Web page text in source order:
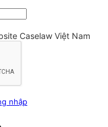
Caselaw Việt Nam
nhập